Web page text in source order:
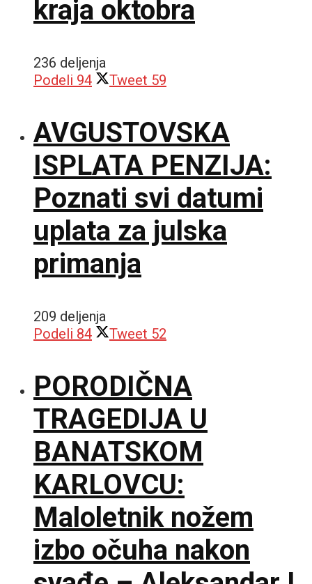
kraja oktobra
236 deljenja
Podeli 94 Tweet 59
AVGUSTOVSKA
ISPLATA PENZIJA:
Poznati svi datumi
uplata za julska
primanja
209 deljenja
Podeli 84 Tweet 52
PORODIČNA
TRAGEDIJA U
BANATSKOM
KARLOVCU:
Maloletnik nožem
izbo očuha nakon